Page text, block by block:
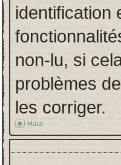
identification
non-lu, si
problèmes
les corriger.
Haut